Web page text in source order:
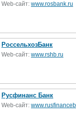
Web-сайт: www.rosbank.ru
РоссельхозБанк
Web-сайт: www.rshb.ru
Русфинанс Банк
Web-сайт: